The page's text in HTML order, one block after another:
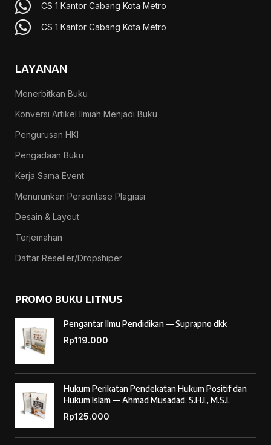
CS 1 Kantor Cabang Kota Metro
CS 1 Kantor Cabang Kota Metro
LAYANAN
Menerbitkan Buku
Konversi Artikel Ilmiah Menjadi Buku
Pengurusan HKI
Pengadaan Buku
Kerja Sama Event
Menurunkan Persentase Plagiasi
Desain & Layout
Terjemahan
Daftar Reseller/Dropshiper
PROMO BUKU LITNUS
Pengantar Ilmu Pendidikan — Suprapno dkk
Rp119.000
Hukum Perikatan Pendekatan Hukum Positif dan
Hukum Islam — Ahmad Musadad, S.H.I., M.S.I.
Rp125.000